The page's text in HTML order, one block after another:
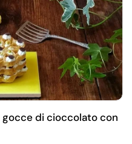
di cioccolato con